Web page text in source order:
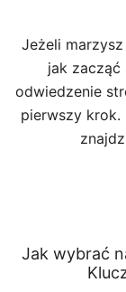
Jeżeli
jak zacząć
odwiedzenie
pierwszy krok.
Jak wybrać